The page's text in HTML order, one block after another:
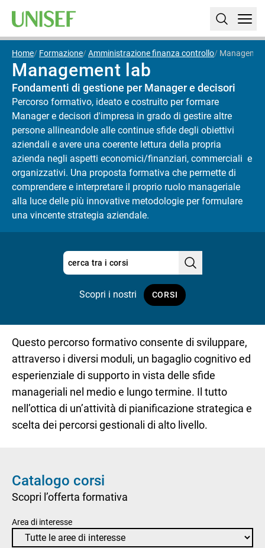
Home Formazione Amministrazione finanza controllo
Management lab
Fondamenti di gestione per Manager e decisori
Percorso formativo, ideato e costruito per formare
Manager e decisori d'impresa in grado di gestire altre
persone allineandole alle continue sfide degli obiettivi
aziendali e avere una coerente lettura della propria
azienda negli aspetti economici/finanziari, commerciali e
organizzativi. Una proposta formativa che permette di
comprendere e interpretare il proprio ruolo manageriale
alla luce delle più innovative metodologie per formulare
una vincente strategia aziendale.
Scopri i nostri CORSI
Questo percorso formativo consente di sviluppare,
attraverso i diversi moduli, un bagaglio cognitivo ed
esperienziale di supporto in vista delle sfide
manageriali nel medio e lungo termine. Il tutto
nell’ottica di un’attività di pianificazione strategica e
scelta dei percorsi gestionali di alto livello.
Catalogo corsi
Scopri l’offerta formativa
Area di interesse